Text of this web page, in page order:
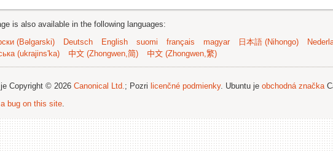
is also available in the following languages:
(Bəlgarski)
Deutsch English suomi français magyar 日本語 (Nihongo)
(ukrajins'ka)
中文 (Zhongwen,简) 中文 (Zhongwen,繁)
Copyright © 2026 Canonical Ltd.; Pozri licenčné podmienky. Ubuntu je obchodná značka
a bug on this site.